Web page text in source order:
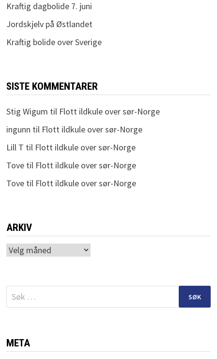
Kraftig dagbolide 7. juni
Jordskjelv på Østlandet
Kraftig bolide over Sverige
SISTE KOMMENTARER
Stig Wigum til Flott ildkule over sør-Norge
ingunn til Flott ildkule over sør-Norge
Lill T til Flott ildkule over sør-Norge
Tovetil Flott ildkule over sør-Norge
Tovetil Flott ildkule over sør-Norge
ARKIV
Arkiv
Søk
etter:
META